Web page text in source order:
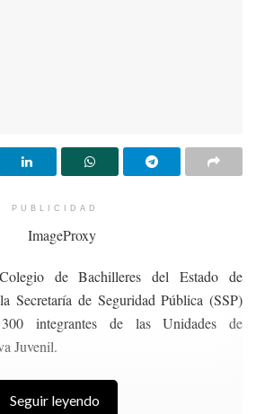
PUBLICIDAD
de Bachilleres del Estado de
Secretaría de Seguridad Pública (SSP)
integrantes de las Unidades de
Juvenil.
Seguir leyendo